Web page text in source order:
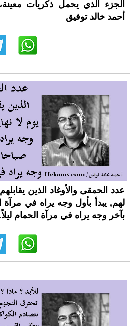
الجزء الذي يحمل ذكريات
أحمد خالد توفيق
عدد الحمقى والأوغاد الذين
لهم, يبدأ بأول وجه يراه في مرآة
بآخر وجه يراه في مرآة الحمام